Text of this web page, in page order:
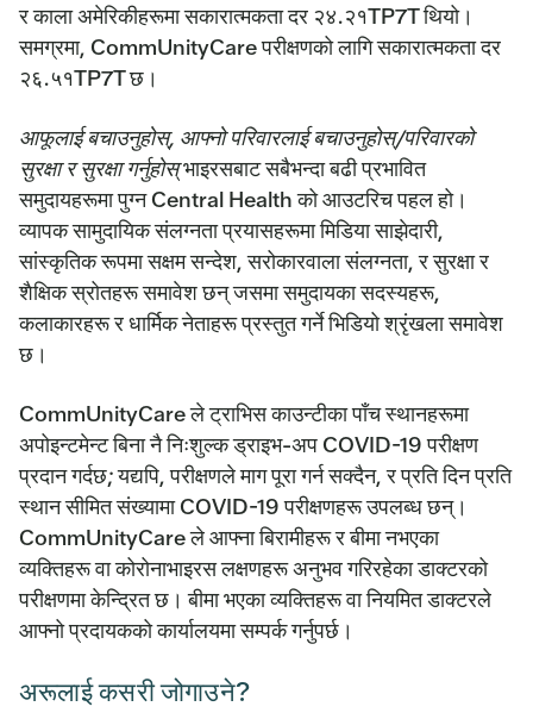
र काला अमेरिकीहरूमा सकारात्मकता दर २४.२१TP7T थियो।
समग्रमा, CommUnityCare परीक्षणको लागि सकारात्मकता दर
२६.५१TP7T छ।
आफूलाई बचाउनुहोस्, आफ्नो परिवारलाई बचाउनुहोस्/परिवारको
सुरक्षा र सुरक्षा गर्नुहोस्भाइरसबाट सबैभन्दा बढी प्रभावित
समुदायहरूमा पुग्न Central Health को आउटरिच पहल हो।
व्यापक सामुदायिक संलग्नता प्रयासहरूमा मिडिया साझेदारी,
सांस्कृतिक रूपमा सक्षम सन्देश, सरोकारवाला संलग्नता, र सुरक्षा र
शैक्षिक स्रोतहरू समावेश छन् जसमा समुदायका सदस्यहरू,
कलाकारहरू र धार्मिक नेताहरू प्रस्तुत गर्ने भिडियो श्रृंखला समावेश
छ।
CommUnityCare ले ट्राभिस काउन्टीका पाँच स्थानहरूमा
अपोइन्टमेन्ट बिना नै निःशुल्क ड्राइभ-अप COVID-19 परीक्षण
प्रदान गर्दछ; यद्यपि, परीक्षणले माग पूरा गर्न सक्दैन, र प्रति दिन प्रति
स्थान सीमित संख्यामा COVID-19 परीक्षणहरू उपलब्ध छन्।
CommUnityCare ले आफ्ना बिरामीहरू र बीमा नभएका
व्यक्तिहरू वा कोरोनाभाइरस लक्षणहरू अनुभव गरिरहेका डाक्टरको
परीक्षणमा केन्द्रित छ। बीमा भएका व्यक्तिहरू वा नियमित डाक्टरले
आफ्नो प्रदायकको कार्यालयमा सम्पर्क गर्नुपर्छ।
अरूलाई कसरी जोगाउने?